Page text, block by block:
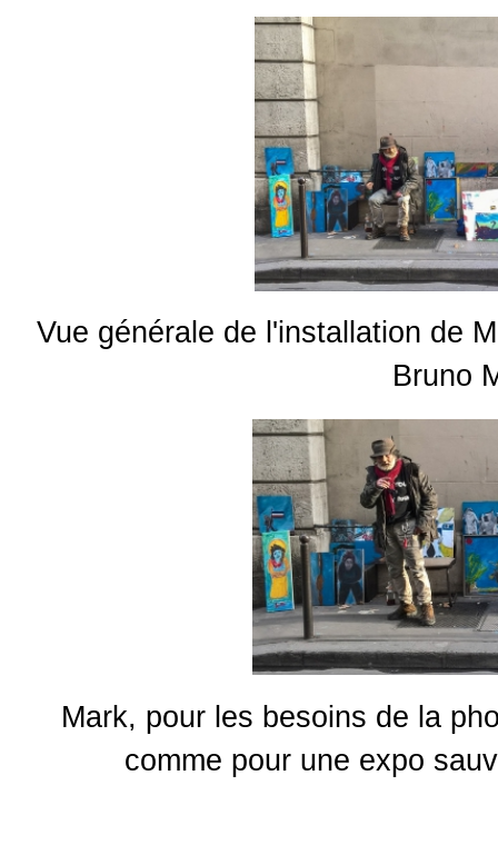
Vue générale de l'installation de
Bruno
Mark, pour les besoins de la
comme pour une expo